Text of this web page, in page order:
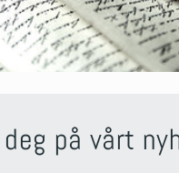
på vårt